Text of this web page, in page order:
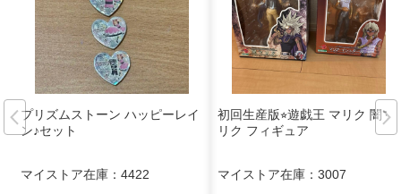
プリズムストーン ハッピーレイ
ン♪セット
マイストア在庫： 4422
初回生産版⭐︎遊戯王 マリク 闇マ
リク フィギュア
マイストア在庫： 3007